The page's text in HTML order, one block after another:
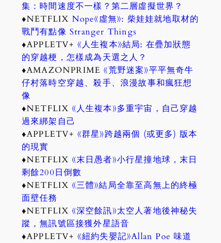
集：時間速度不一樣？第二層虛擬世界？
♦NETFLIX Nope《虛無》: 柴娃娃就地取材的
戰鬥有點像 Stranger Things
♦APPLETV+ 《人生複本》結局: 在疊加狀態
的穿越梗，怎樣成為天選之人？
♦AMAZONPRIME《荒野迷案》平平無奇牛
仔村落時空穿越、殺手、浪漫故事和瘋狂想
像
♦NETFLIX 《人生複本》多重宇宙，自己穿越
過來綁架自己
♦APPLETV+ 《群星》跨越兩個 (或更多) 版本
的現實
♦NETFLIX 《末日愚者》小行星撞地球，末日
剩餘200日倒數
♦NETFLIX 《三體》結局全靠至高無上的終極
面壁任務
♦NETFLIX 《深空餘訊》太空人著地後神秘失
蹤，無訊號區接獲外星語音
♦APPLETV+ 《紐約失嬰記》Allan Poe 味道